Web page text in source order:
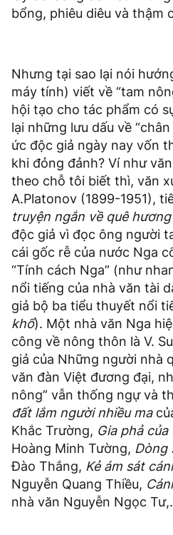
bổng, phiêu diêu và thậm
Nhưng tại sao lại nói
máy tính) viết về “tam
hội tạo cho tác phẩm có
lại những lưu dấu về
ức độc giả ngày nay vốn
khi đỏng đảnh? Ví như
theo chỗ tôi biết thì, văn
A.Platonov (1899-1951),
truyện ngắn về quê hương
độc giả vì đọc ông người
cái gốc rễ của nước Nga
“Tính cách Nga” (như
nổi tiếng của nhà văn tài
giả bộ ba tiểu thuyết nổi
khổ). Một nhà văn Nga
công về nông thôn là V.
giả của Những người nhà
văn đàn Việt đương đại,
nông” vẫn thống ngự và
đất lắm người nhiều ma
Khắc Trường, Gia phả của
Hoàng Minh Tường, Dòng
Đào Thắng, Kẻ ám sát
Nguyễn Quang Thiều,
nhà văn Nguyễn Ngọc